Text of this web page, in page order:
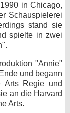
in Chicago,
Schauspielerei
stand sie
spielte in zwei
"Annie"
und begann
Regie und
an die Harvard
Arts.